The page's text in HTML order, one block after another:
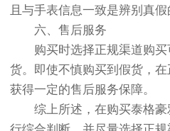
且与手表信息一致是辨别真假
六、售后服务
购买时选择正规渠道购买
货。即使不慎购买到假货，
获得一定的售后服务保障。
综上所述，在购买泰格豪